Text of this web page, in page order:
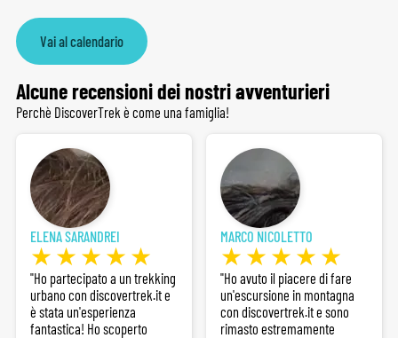
Vai al calendario
Alcune recensioni dei nostri avventurieri
Perchè DiscoverTrek è come una famiglia!
ELENA SARANDREI
"Ho partecipato a un trekking
urbano con discovertrek.it e
è stata un'esperienza
fantastica! Ho scoperto
MARCO NICOLETTO
"Ho avuto il piacere di fare
un'escursione in montagna
con discovertrek.it e sono
rimasto estremamente